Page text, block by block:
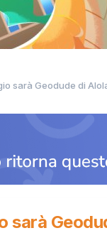
sarà Geodude di
sarà